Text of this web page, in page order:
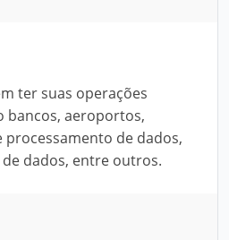
ter suas operações
bancos, aeroportos,
de dados,
dados, entre outros.